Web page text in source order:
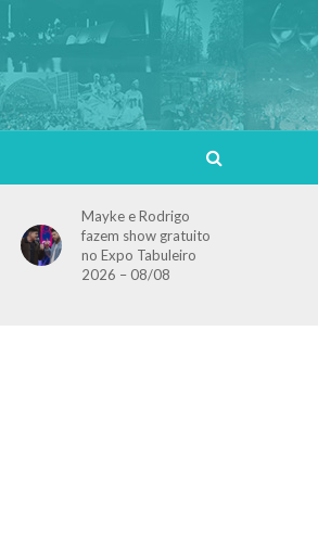
Mayke e Rodrigo
fazem show gratuito
no Expo Tabuleiro
2026 – 08/08